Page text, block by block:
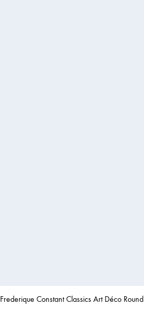
Frederique Constant Classics Art Déco Round